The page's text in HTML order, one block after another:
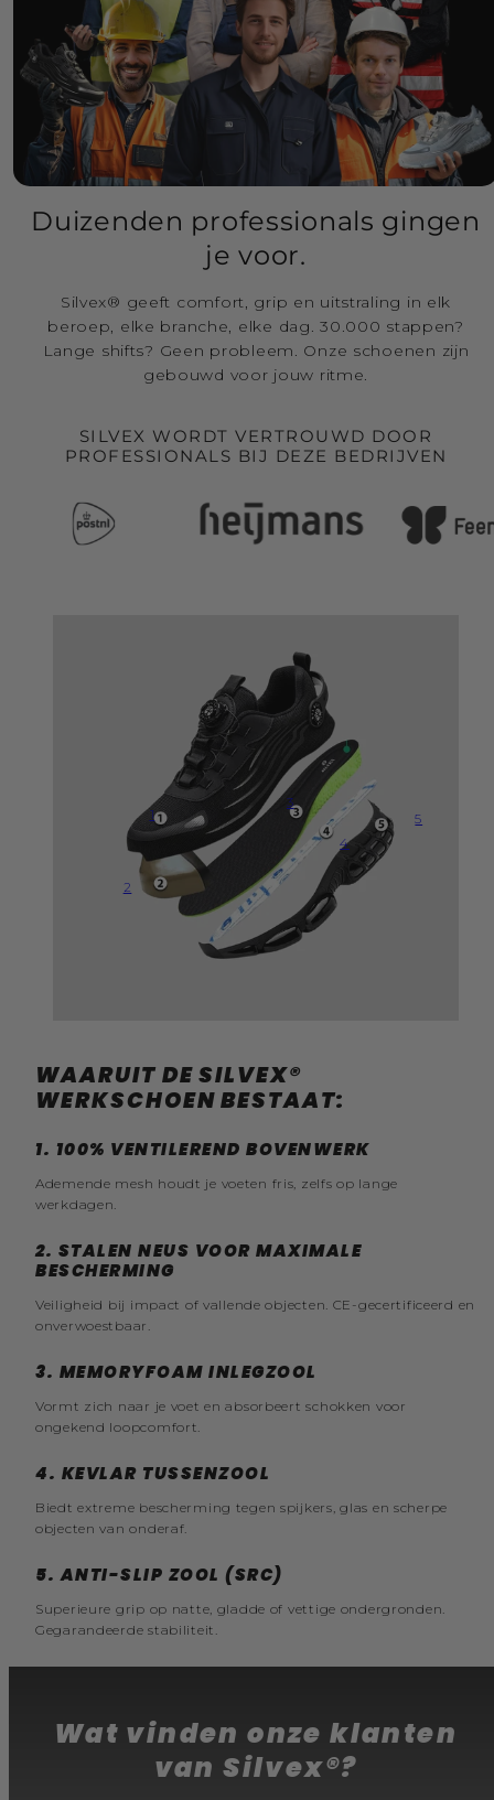
Duizenden professionals gingen
je voor.
Silvex® geeft comfort, grip en uitstraling in elk
beroep, elke branche, elke dag. 30.000 stappen?
Lange shifts? Geen probleem. Onze schoenen zijn
gebouwd voor jouw ritme.
SILVEX WORDT VERTROUWD DOOR
PROFESSIONALS BIJ DEZE BEDRIJVEN
1
2
3
4
5
WAARUIT DE SILVEX®
WERKSCHOEN BESTAAT:
1. 100% VENTILEREND BOVENWERK
Ademende mesh houdt je voeten fris, zelfs op lange
werkdagen.
2. STALEN NEUS VOOR MAXIMALE
BESCHERMING
Veiligheid bij impact of vallende objecten. CE-gecertificeerd en
onverwoestbaar.
3. MEMORYFOAM INLEGZOOL
Vormt zich naar je voet en absorbeert schokken voor
ongekend loopcomfort.
4. KEVLAR TUSSENZOOL
Biedt extreme bescherming tegen spijkers, glas en scherpe
objecten van onderaf.
5. ANTI-SLIP ZOOL (SRC)
Superieure grip op natte, gladde of vettige ondergronden.
Gegarandeerde stabiliteit.
Wat vinden onze klanten
van Silvex®?